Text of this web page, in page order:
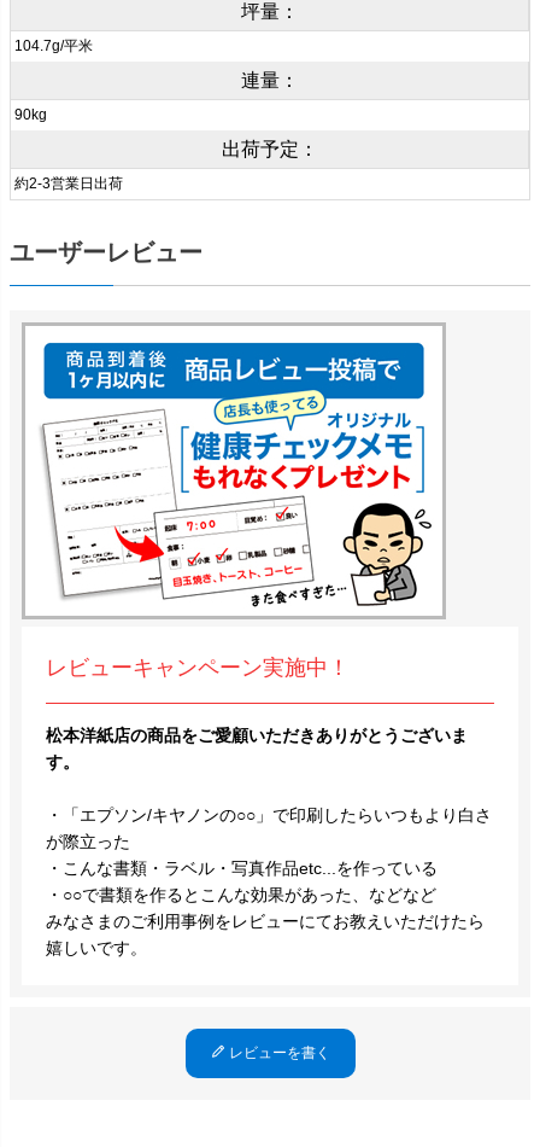
坪量：
104.7g/平米
連量：
90kg
出荷予定：
約2-3営業日出荷
ユーザーレビュー
レビューキャンペーン実施中！
松本洋紙店の商品をご愛顧いただきありがとうございま
す。
・「エプソン/キヤノンの○○」で印刷したらいつもより白さ
が際立った
・こんな書類・ラベル・写真作品etc...を作っている
・○○で書類を作るとこんな効果があった、などなど
みなさまのご利用事例をレビューにてお教えいただけたら
嬉しいです。
レビューを書く